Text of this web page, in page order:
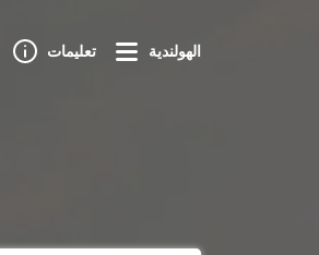
تعليمات الهولندية